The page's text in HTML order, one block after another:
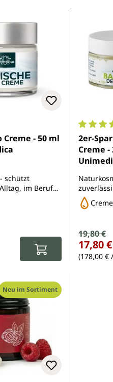
Bewertung von 3.7 von
Creme - 50 ml
schützt
im Beruf
ohne Alkohol
2er-
Creme -
und
und ohne
Creme
Regulärer
19,80 €
17,80 €
(178,00 €
Neu im Sortiment